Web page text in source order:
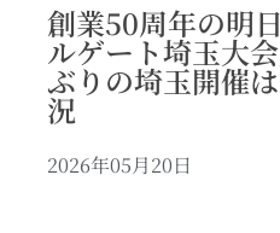
創業50周年の明
ルゲート埼玉大
ぶりの埼玉開催
況
2026年05月20日